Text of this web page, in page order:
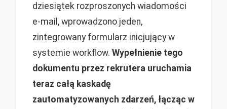
dziesiątek rozproszonych wiadomości
e-mail, wprowadzono jeden,
zintegrowany formularz inicjujący w
systemie workflow. Wypełnienie tego
dokumentu przez rekrutera uruchamia
teraz całą kaskadę
zautomatyzowanych zdarzeń, łącząc w